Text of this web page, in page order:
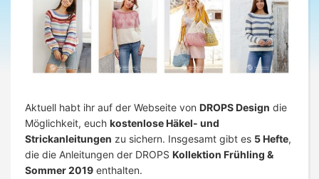
Aktuell habt ihr auf der Webseite von DROPS Design die
Möglichkeit, euch kostenlose Häkel- und
Strickanleitungen zu sichern. Insgesamt gibt es 5 Hefte,
die die Anleitungen der DROPS Kollektion Frühling &
Sommer 2019 enthalten.